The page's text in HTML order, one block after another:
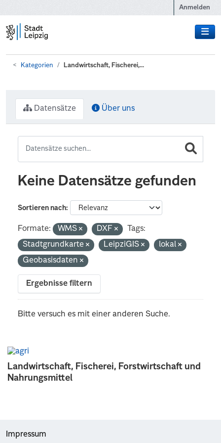
Anmelden
Kategorien Landwirtschaft, Fischerei,...
Landwirtschaft, Fischerei, Forstwirtschaft und
Nahrungsmittel
Datensätze Über uns
Keine Datensätze gefunden
Sortieren nach
Formate: WMS DXF
Tags:
Stadtgrundkarte
LeipziGIS
lokal
Geobasisdaten
Ergebnisse filtern
Bitte versuch es mit einer anderen Suche.
Impressum